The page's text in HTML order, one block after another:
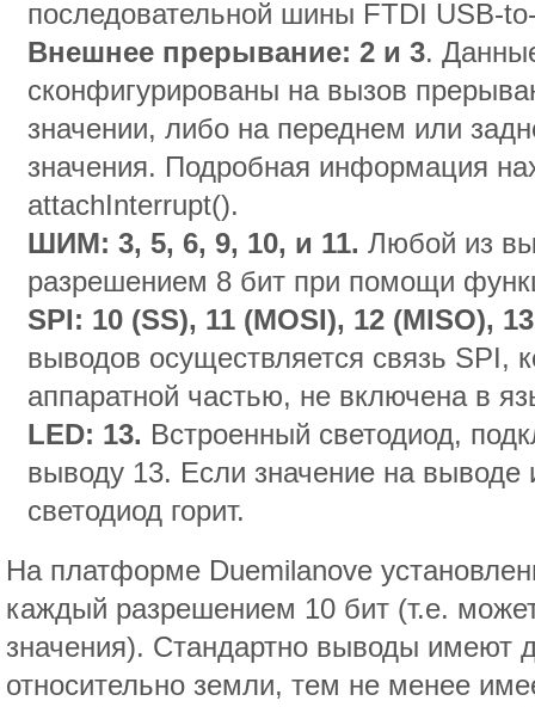
последовательной шины FTDI USB-
Внешнее прерывание: 2 и 3.
сконфигурированы на вызов
значении, либо на переднем или
значения. Подробная информация
attachInterrupt().
ШИМ: 3, 5, 6, 9, 10, и 11. Любой из
разрешением 8 бит при помощи
SPI: 10 (SS), 11 (MOSI), 12 (MISO),
выводов осуществляется связь SPI,
аппаратной частью, не включена в
LED: 13. Встроенный светодиод,
выводу 13. Если значение на выводе
светодиод горит.
На платформе Duemilanove
каждый разрешением 10 бит (т.е.
значения). Стандартно выводы имеют
относительно земли, тем не менее